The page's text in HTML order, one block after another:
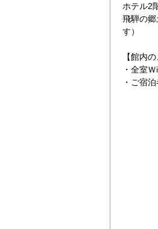
ホテル2
飛騨の
す）
【館内
・全室
・ご宿